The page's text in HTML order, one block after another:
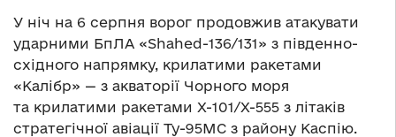
У ніч на 6 серпня ворог продовжив атакувати
ударними БпЛА «Shahed-136/131» з південно-
східного напрямку, крилатими ракетами
«Калібр» — з акваторії Чорного моря
та крилатими ракетами Х-101/Х-555 з літаків
стратегічної авіації Ту-95МС з району Каспію.